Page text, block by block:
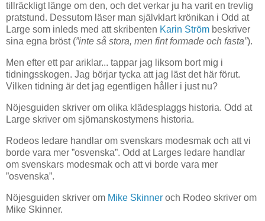
tillräckligt länge om den, och det verkar ju ha varit en trevlig
pratstund. Dessutom läser man självklart krönikan i Odd at
Large som inleds med att skribenten Karin Ström beskriver
sina egna bröst (”inte så stora, men fint formade och fasta”).
Men efter ett par ariklar... tappar jag liksom bort mig i
tidningsskogen. Jag börjar tycka att jag läst det här förut.
Vilken tidning är det jag egentligen håller i just nu?
Nöjesguiden skriver om olika klädesplaggs historia. Odd at
Large skriver om sjömanskostymens historia.
Rodeos ledare handlar om svenskars modesmak och att vi
borde vara mer ”osvenska”. Odd at Larges ledare handlar
om svenskars modesmak och att vi borde vara mer
”osvenska”.
Nöjesguiden skriver om Mike Skinner och Rodeo skriver om
Mike Skinner.